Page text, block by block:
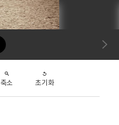
축소 초기화